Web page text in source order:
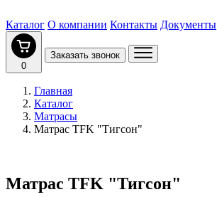
Каталог О компании Контакты Документы
0
Заказать звонок
Главная
Каталог
Матрасы
Матрас TFK "Тигсон"
Матрас TFK "Тигсон"